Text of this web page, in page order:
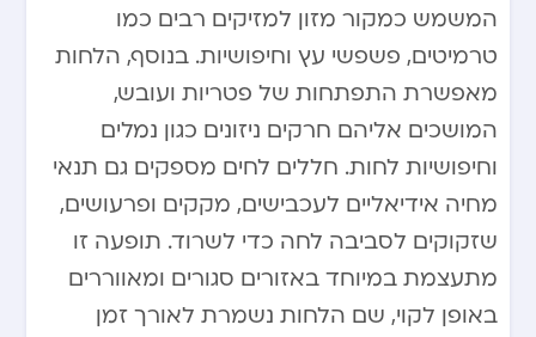
המשמש כמקור מזון למזיקים רבים כמו
טרמיטים, פשפשי עץ וחיפושיות. בנוסף, הלחות
מאפשרת התפתחות של פטריות ועובש,
המושכים אליהם חרקים ניזונים כגון נמלים
וחיפושיות לחות. חללים לחים מספקים גם תנאי
מחיה אידיאליים לעכבישים, מקקים ופרעושים,
שזקוקים לסביבה לחה כדי לשרוד. תופעה זו
מתעצמת במיוחד באזורים סגורים ומאווררים
באופן לקוי, שם הלחות נשמרת לאורך זמן